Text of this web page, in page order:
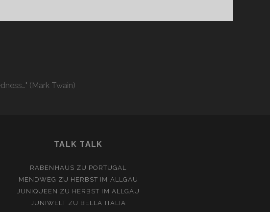
(Mark Twain)
TALK TALK
RABENHAUS ZU PORTUGAL
MENDWEG ZU HERBST IM ALLGÄU
JUNIQUEEN ZU HERBST IM ALLGÄU
JUNIWELT ZU BELLA ITALIA